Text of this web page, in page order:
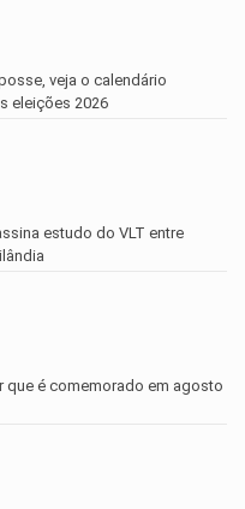
veja o calendário
eleições 2026
estudo do VLT entre
que é comemorado em agosto